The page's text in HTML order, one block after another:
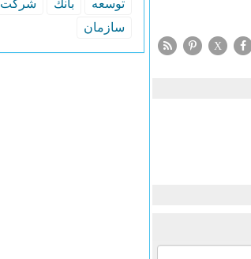
X
توسعه
بانك
شركت
سازمان